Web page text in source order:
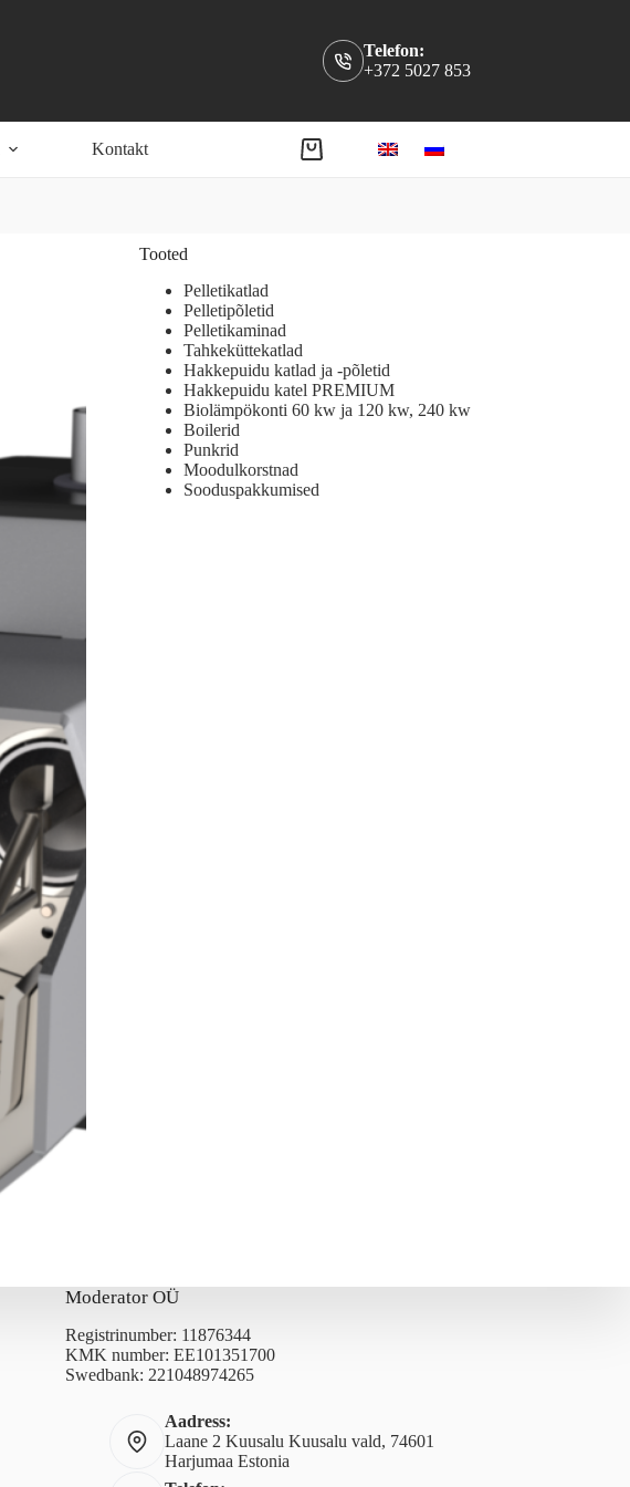
Telefon:
+372 5027 853
Kontakt
Shopping
Tooted
Pelletikatlad
Pelletipõletid
Pelletikaminad
Tahkeküttekatlad
Hakkepuidu katlad ja -põletid
Hakkepuidu katel PREMIUM
Biolämpökonti 60 kw ja 120 kw, 240 kw
Boilerid
Punkrid
Moodulkorstnad
Sooduspakkumised
Moderator OÜ
Registrinumber: 11876344
KMK number: EE101351700
Swedbank: 221048974265
Aadress:
Laane 2 Kuusalu Kuusalu vald, 74601
Harjumaa Estonia